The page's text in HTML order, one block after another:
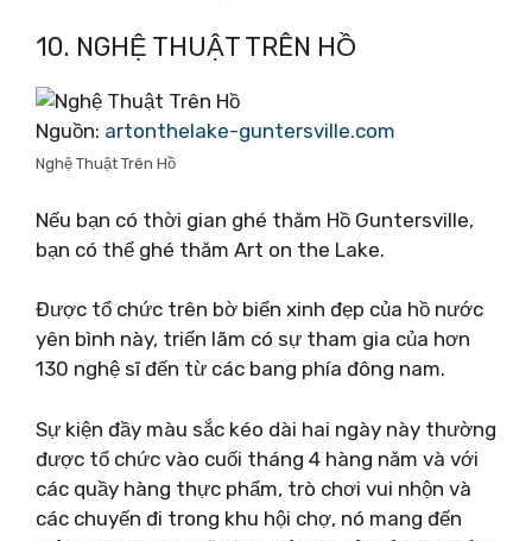
10. NGHỆ THUẬT TRÊN HỒ
Nguồn: artonthelake-guntersville.com
Nghệ Thuật Trên Hồ
Nếu bạn có thời gian ghé thăm Hồ Guntersville,
bạn có thể ghé thăm Art on the Lake.
Được tổ chức trên bờ biển xinh đẹp của hồ nước
yên bình này, triển lãm có sự tham gia của hơn
130 nghệ sĩ đến từ các bang phía đông nam.
Sự kiện đầy màu sắc kéo dài hai ngày này thường
được tổ chức vào cuối tháng 4 hàng năm và với
các quầy hàng thực phẩm, trò chơi vui nhộn và
các chuyến đi trong khu hội chợ, nó mang đến